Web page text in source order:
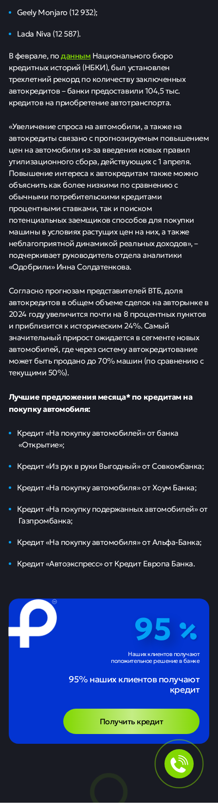
Geely Monjaro (12 932);
Lada Niva (12 587).
В феврале, поданным Национального бюро
кредитных историй (НБКИ), был установлен
трехлетний рекорд по количеству заключенных
автокредитов – банки предоставили 104,5 тыс.
кредитов на приобретение автотранспорта.
«Увеличение спроса на автомобили, а также на
автокредиты связано с прогнозируемым повышением
цен на автомобили из-за введения новых правил
утилизационного сбора, действующих с 1 апреля.
Повышение интереса к автокредитам также можно
объяснить как более низкими по сравнению с
обычными потребительскими кредитами
процентными ставками, так и поиском
потенциальных заемщиков способов для покупки
машины в условиях растущих цен на них, а также
неблагоприятной динамикой реальных доходов», –
подчеркивает руководитель отдела аналитики
«Одобрили» Инна Солдатенкова.
Согласно прогнозам представителей ВТБ, доля
автокредитов в общем объеме сделок на авторынке в
2024 году увеличится почти на 8 процентных пунктов
и приблизится к историческим 24%. Самый
значительный прирост ожидается в сегменте новых
автомобилей, где через систему автокредитование
может быть продано до 70% машин (по сравнению с
текущими 50%).
Лучшие предложения месяца* по кредитам на
покупку автомобиля:
Кредит «На покупку автомобилей» от банка
«Открытие»;
Кредит «Из рук в руки Выгодный» от Совкомбанка;
Кредит «На покупку автомобиля» от Хоум Банка;
Кредит «На покупку подержанных автомобилей» от
Газпромбанка;
Кредит «На покупку автомобиля» от Альфа-Банка;
Кредит «Автоэкспресс» от Кредит Европа Банка.
95
Наших клиентов получают
положительное решение в банке
95% наших клиентов получают
кредит
Получить кредит